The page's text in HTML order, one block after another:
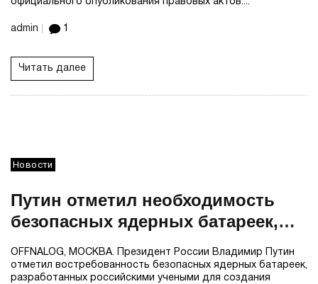
официального опубликования правовых актов....
admin 1
Читать далее
Новости
Путин отметил необходимость
безопасных ядерных батареек,
разработанных российскими
учеными
OFFNALOG, МОСКВА. Президент России Владимир Путин
отметил востребованность безопасных ядерных батареек,
разработанных российскими учеными для создания